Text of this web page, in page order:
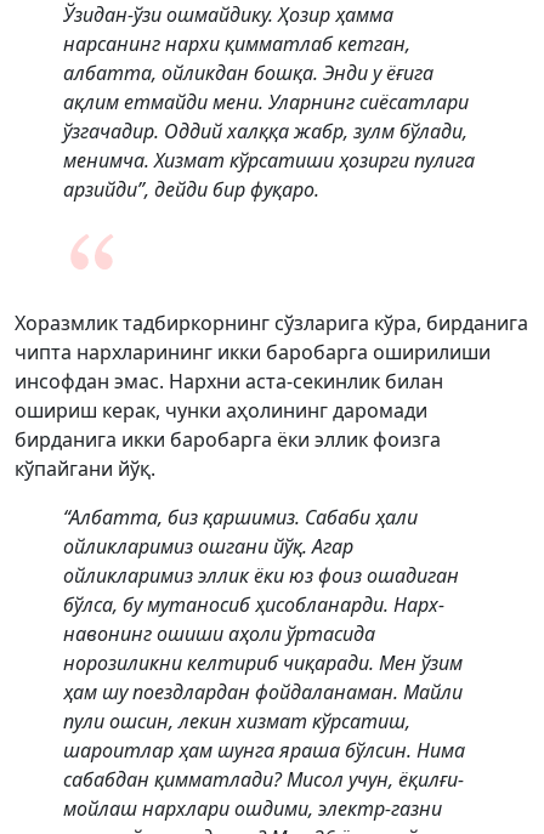
Ўзидан-ўзи ошмайдику. Ҳозир ҳамма
нарсанинг нархи қимматлаб кетган,
албатта, ойликдан бошқа. Энди у ёғига
ақлим етмайди мени. Уларнинг сиёсатлари
ўзгачадир. Оддий халққа жабр, зулм бўлади,
менимча. Хизмат кўрсатиши ҳозирги пулига
арзийди”, дейди бир фуқаро.
Хоразмлик тадбиркорнинг сўзларига кўра, бирданига
чипта нархларининг икки баробарга оширилиши
инсофдан эмас. Нархни аста-секинлик билан
ошириш керак, чунки аҳолининг даромади
бирданига икки баробарга ёки эллик фоизга
кўпайгани йўқ.
“Албатта, биз қаршимиз. Сабаби ҳали
ойликларимиз ошгани йўқ. Агар
ойликларимиз эллик ёки юз фоиз ошадиган
бўлса, бу мутаносиб ҳисобланарди. Нарх-
навонинг ошиши аҳоли ўртасида
норозиликни келтириб чиқаради. Мен ўзим
ҳам шу поездлардан фойдаланаман. Майли
пули ошсин, лекин хизмат кўрсатиш,
шароитлар ҳам шунга яраша бўлсин. Нима
сабабдан қимматлади? Мисол учун, ёқилғи-
мойлаш нархлари ошдими, электр-газни